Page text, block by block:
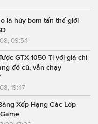
là hủy bom tấn thế giới
09:54
GTX 1050 Ti với giá chỉ
đồ cũ, vẫn chạy
19:47
Xếp Hạng Các Lớp